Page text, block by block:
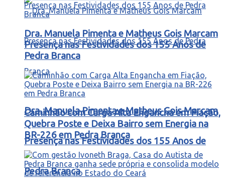
Dra. Manuela Pimenta e Matheus Gois Marcam
Presença nas Festividades dos 155 Anos de
Pedra Branca
Dra. Manuela Pimenta e Matheus Gois Marcam
Presença nas Festividades dos 155 Anos de
Pedra Branca
Caminhão com Carga Alta Engancha em Fiação,
Quebra Poste e Deixa Bairro sem Energia na
BR-226 em Pedra Branca